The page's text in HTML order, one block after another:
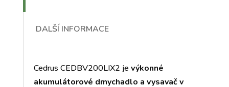
DALŠÍ INFORMACE
Cedrus CEDBV200LIX2 je výkonné
akumulátorové dmychadlo a vysavač v